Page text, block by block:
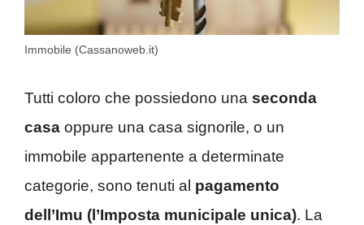
Immobile (Cassanoweb.it)
Tutti coloro che possiedono una seconda
casa oppure una casa signorile, o un
immobile appartenente a determinate
categorie, sono tenuti al pagamento
dell’Imu (l’Imposta municipale unica). La